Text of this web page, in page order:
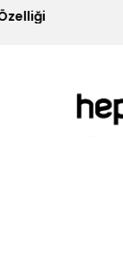
Skip